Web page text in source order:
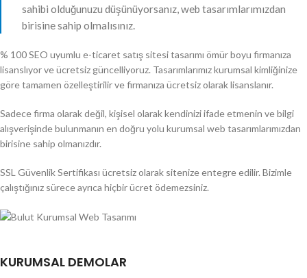
sahibi olduğunuzu düşünüyorsanız, web tasarımlarımızdan
birisine sahip olmalısınız.
% 100 SEO uyumlu e-ticaret satış sitesi tasarımı ömür boyu firmanıza
lisanslıyor ve ücretsiz güncelliyoruz. Tasarımlarımız kurumsal kimliğinize
göre tamamen özelleştirilir ve firmanıza ücretsiz olarak lisanslanır.
Sadece firma olarak değil, kişisel olarak kendinizi ifade etmenin ve bilgi
alışverişinde bulunmanın en doğru yolu kurumsal web tasarımlarımızdan
birisine sahip olmanızdır.
SSL Güvenlik Sertifikası ücretsiz olarak sitenize entegre edilir. Bizimle
çalıştığınız sürece ayrıca hiçbir ücret ödemezsiniz.
KURUMSAL DEMOLAR